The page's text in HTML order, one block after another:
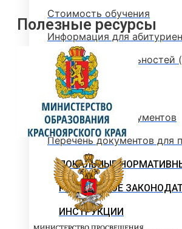
Стоимость обучения
Информация для
Перечень специальностей
мест для приема)
Сроки зачисления
Сроки подачи документов
Перечень документов для
ЛОКАЛЬНЫЕ
РОССИЙСКОЕ
ИНСТРУКЦИИ
Полезные ресурсы